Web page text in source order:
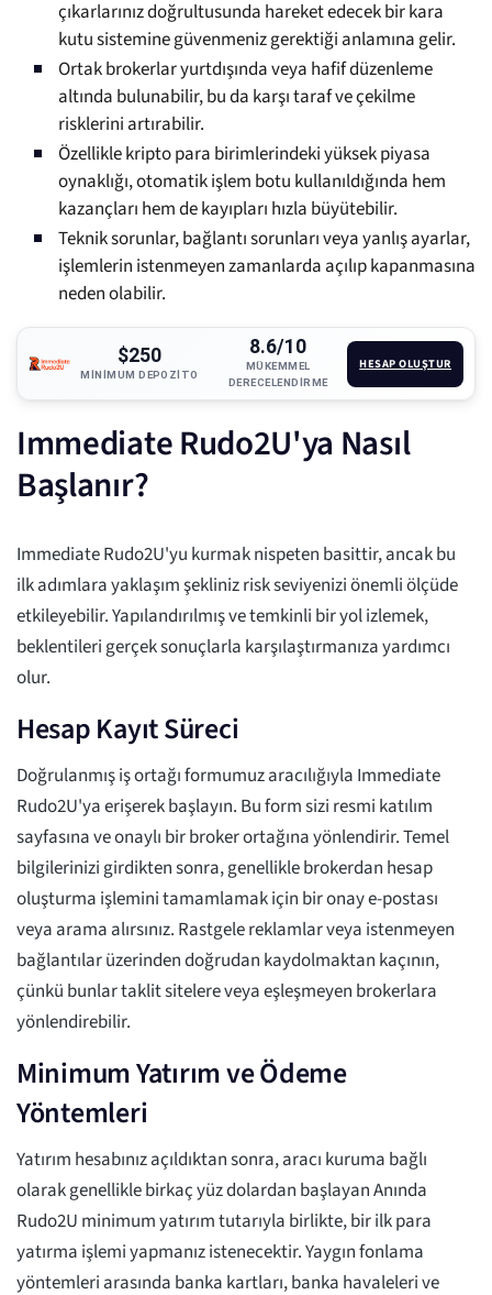
çıkarlarınız doğrultusunda hareket edecek bir kara
kutu sistemine güvenmeniz gerektiği anlamına gelir.
Ortak brokerlar yurtdışında veya hafif düzenleme
altında bulunabilir, bu da karşı taraf ve çekilme
risklerini artırabilir.
Özellikle kripto para birimlerindeki yüksek piyasa
oynaklığı, otomatik işlem botu kullanıldığında hem
kazançları hem de kayıpları hızla büyütebilir.
Teknik sorunlar, bağlantı sorunları veya yanlış ayarlar,
işlemlerin istenmeyen zamanlarda açılıp kapanmasına
neden olabilir.
$250
MINIMUM DEPOZITO
8.6/10
MÜKEMMEL
DERECELENDIRME
HESAP OLUŞTUR
Immediate Rudo2U'ya Nasıl
Başlanır?
Immediate Rudo2U'yu kurmak nispeten basittir, ancak bu
ilk adımlara yaklaşım şekliniz risk seviyenizi önemli ölçüde
etkileyebilir. Yapılandırılmış ve temkinli bir yol izlemek,
beklentileri gerçek sonuçlarla karşılaştırmanıza yardımcı
olur.
Hesap Kayıt Süreci
Doğrulanmış iş ortağı formumuz aracılığıyla Immediate
Rudo2U'ya erişerek başlayın. Bu form sizi resmi katılım
sayfasına ve onaylı bir broker ortağına yönlendirir. Temel
bilgilerinizi girdikten sonra, genellikle brokerdan hesap
oluşturma işlemini tamamlamak için bir onay e-postası
veya arama alırsınız. Rastgele reklamlar veya istenmeyen
bağlantılar üzerinden doğrudan kaydolmaktan kaçının,
çünkü bunlar taklit sitelere veya eşleşmeyen brokerlara
yönlendirebilir.
Minimum Yatırım ve Ödeme
Yöntemleri
Yatırım hesabınız açıldıktan sonra, aracı kuruma bağlı
olarak genellikle birkaç yüz dolardan başlayan Anında
Rudo2U minimum yatırım tutarıyla birlikte, bir ilk para
yatırma işlemi yapmanız istenecektir. Yaygın fonlama
yöntemleri arasında banka kartları, banka havaleleri ve